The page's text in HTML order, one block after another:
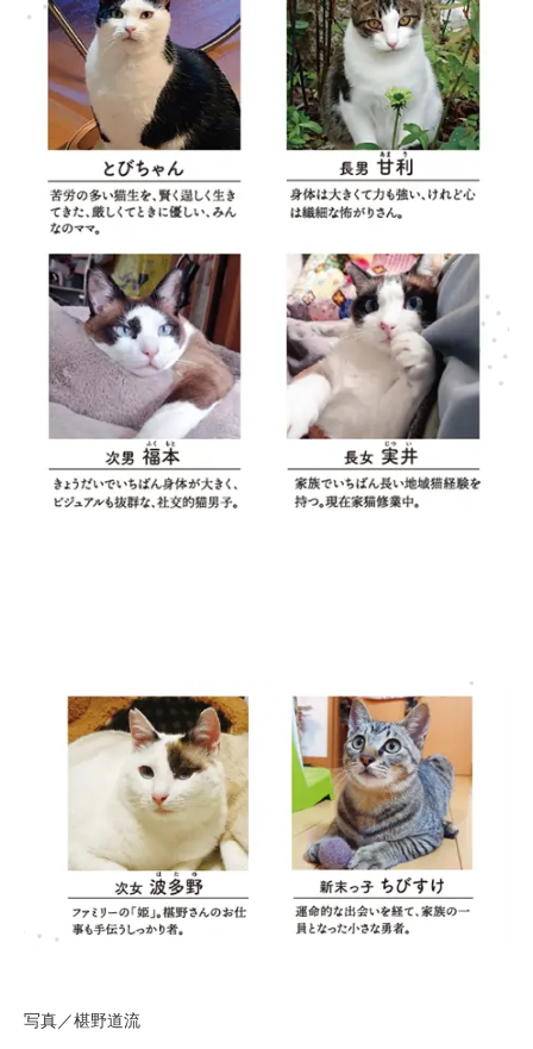
写真／椹野道流